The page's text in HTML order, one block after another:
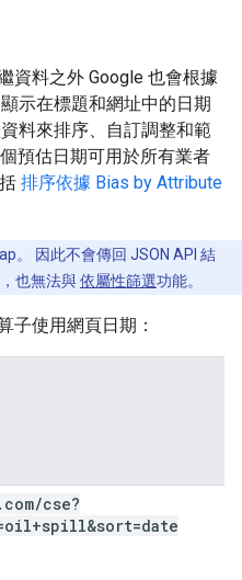
資料之外 Google 也會根據
示在標題和網址中的日期
料來排序、自訂調整和範
預估日期可用於所有業者
排序依據 Bias by Attribute
。 因此不會傳回 JSON API 結
也無法與依屬性篩選功能。
子使用網頁日期：
. com/cse?
&sort=date